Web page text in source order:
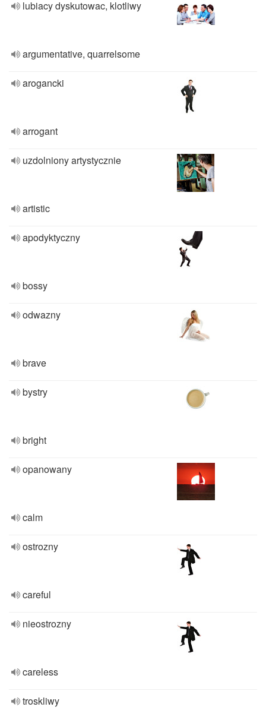
lubiacy dyskutowac, klotliwy
argumentative, quarrelsome
arogancki
arrogant
uzdolniony artystycznie
artistic
apodyktyczny
bossy
odwazny
brave
bystry
bright
opanowany
calm
ostrozny
careful
nieostrozny
careless
troskliwy